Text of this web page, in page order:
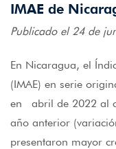
IMAE de
Publicado el 24 de
En Nicaragua, el
(IMAE) en serie
en abril de 2022 al
año anterior
presentaron mayor